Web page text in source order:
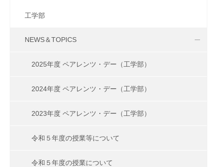
工学部
NEWS＆TOPICS
2025年度 ペアレンツ・デー（工学部）
2024年度 ペアレンツ・デー（工学部）
2023年度 ペアレンツ・デー（工学部）
令和５年度の授業等について
令和５年度の授業について